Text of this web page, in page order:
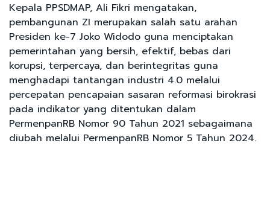
Kepala PPSDMAP, Ali Fikri mengatakan,
pembangunan ZI merupakan salah satu arahan
Presiden ke-7 Joko Widodo guna menciptakan
pemerintahan yang bersih, efektif, bebas dari
korupsi, terpercaya, dan berintegritas guna
menghadapi tantangan industri 4.0 melalui
percepatan pencapaian sasaran reformasi birokrasi
pada indikator yang ditentukan dalam
PermenpanRB Nomor 90 Tahun 2021 sebagaimana
diubah melalui PermenpanRB Nomor 5 Tahun 2024.